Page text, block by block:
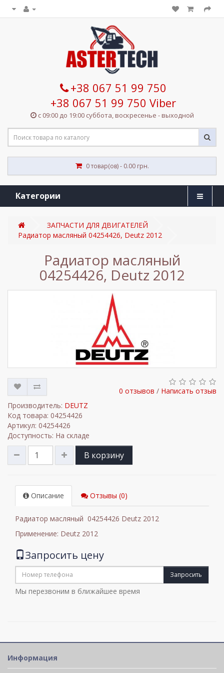
+38 067 51 99 750
+38 067 51 99 750 Viber
с 09:00 до 19:00 суббота, воскресенье - выходной
0 товар(ов) - 0.00 грн.
Категории
ЗАПЧАСТИ ДЛЯ ДВИГАТЕЛЕЙ
Радиатор масляный 04254426, Deutz 2012
Радиатор масляный
04254426, Deutz 2012
0 отзывов / Написать отзыв
Производитель: DEUTZ
Код товара: 04254426
Артикул: 04254426
Доступность: На складе
В корзину
Описание Отзывы (0)
Радиатор масляный 04254426 Deutz 2012
Применение: Deutz 2012
Запросить цену
Запросить
Мы перезвоним в ближайшее время
Информация